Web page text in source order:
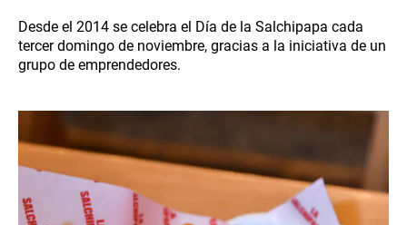
Desde el 2014 se celebra el Día de la Salchipapa cada
tercer domingo de noviembre, gracias a la iniciativa de un
grupo de emprendedores.